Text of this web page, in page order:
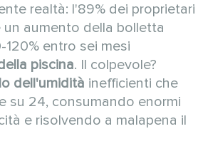
realtà: l'89% dei proprietari
aumento della bolletta
entro sei mesi
piscina. Il colpevole?
dell'umidità inefficienti che
su 24, consumando enormi
e risolvendo a malapena il